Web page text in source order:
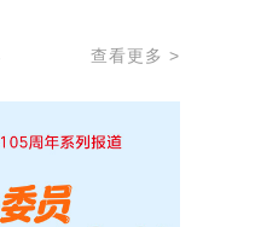
查看更多 >